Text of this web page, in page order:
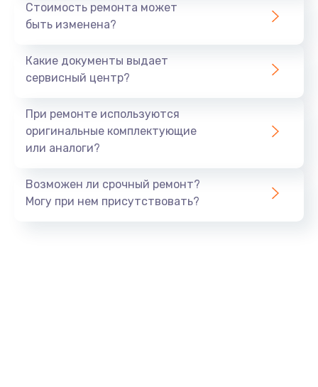
Стоимость ремонта может
быть изменена?
Какие документы выдает
сервисный центр?
При ремонте используются
оригинальные комплектующие
или аналоги?
Возможен ли срочный ремонт?
Могу при нем присутствовать?